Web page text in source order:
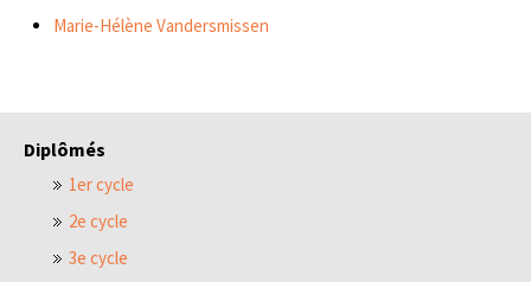
Marie-Hélène Vandersmissen
Diplômés
1er cycle
2e cycle
3e cycle